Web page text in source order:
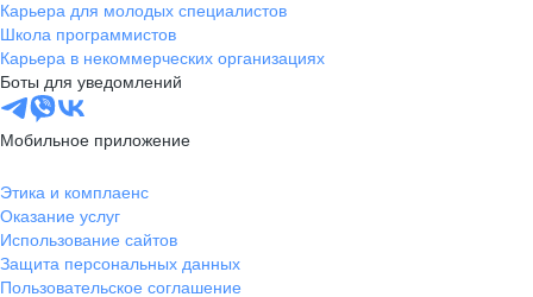
Карьера для молодых специалистов
Школа программистов
Карьера в некоммерческих организациях
Боты для уведомлений
Мобильное приложение
Этика и комплаенс
Оказание услуг
Использование сайтов
Защита персональных данных
Пользовательское соглашение